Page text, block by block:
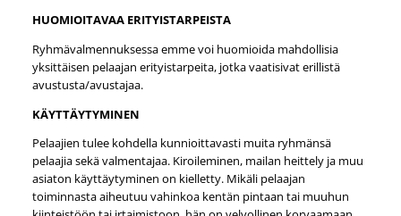
HUOMIOITAVAA ERITYISTARPEISTA
Ryhmävalmennuksessa emme voi huomioida mahdollisia
yksittäisen pelaajan erityistarpeita, jotka vaatisivat erillistä
avustusta/avustajaa.
KÄYTTÄYTYMINEN
Pelaajien tulee kohdella kunnioittavasti muita ryhmänsä
pelaajia sekä valmentajaa. Kiroileminen, mailan heittely ja muu
asiaton käyttäytyminen on kielletty. Mikäli pelaajan
toiminnasta aiheutuu vahinkoa kentän pintaan tai muuhun